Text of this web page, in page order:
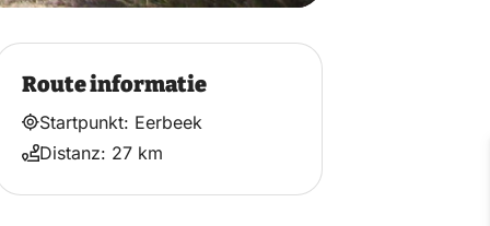
Route informatie
Startpunkt: Eerbeek
Distanz: 27 km